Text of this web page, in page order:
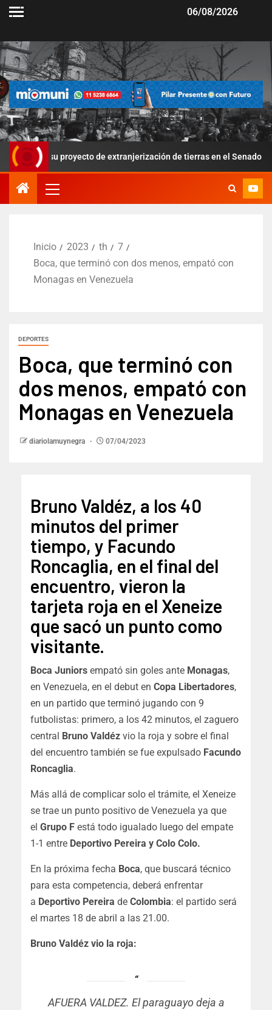
06/08/2026
proyecto de extranjerización de tierras en el Senado
Inicio 2023 th
7
Boca, que terminó con dos menos, empató con
Monagas en Venezuela
DEPORTES
Boca, que terminó con
dos menos, empató con
Monagas en Venezuela
diariolamuynegra 07/04/2023
Bruno Valdéz, a los 40
minutos del primer
tiempo, y Facundo
Roncaglia, en el final del
encuentro, vieron la
tarjeta roja en el Xeneize
que sacó un punto como
visitante.
Boca Juniors empató sin goles ante Monagas,
en Venezuela, en el debut en Copa Libertadores,
en un partido que terminó jugando con 9
futbolistas: primero, a los 42 minutos, el zaguero
central Bruno Valdéz vio la roja y sobre el final
del encuentro también se fue expulsado Facundo
Roncaglia.
Más allá de complicar solo el trámite, el Xeneize
se trae un punto positivo de Venezuela ya que
el Grupo F está todo igualado luego del empate
1-1 entre Deportivo Pereira y Colo Colo.
En la próxima fecha Boca, que buscará técnico
para esta competencia, deberá enfrentar
a Deportivo Pereira de Colombia: el partido será
el martes 18 de abril a las 21.00.
Bruno Valdéz vio la roja:
AFUERA VALDEZ. El paraguayo deja a